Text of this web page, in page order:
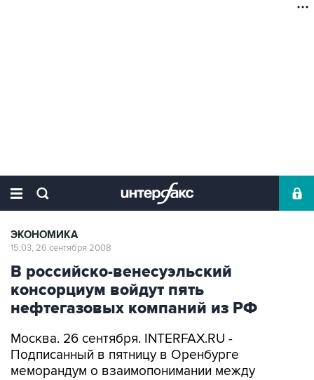
ЭКОНОМИКА
15:03, 26 сентября 2008
В российско-венесуэльский
консорциум войдут пять
нефтегазовых компаний из РФ
Москва. 26 сентября. INTERFAX.RU -
Подписанный в пятницу в Оренбурге
меморандум о взаимопонимании между